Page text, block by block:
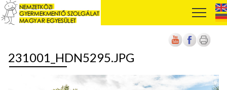
231001_HDN5295.JPG